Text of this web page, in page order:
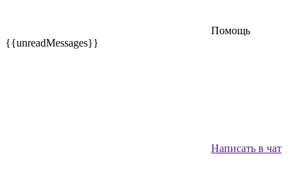
Помощь
{{unreadMessages}}
Написать в чат